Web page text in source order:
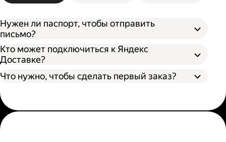
Нужен ли паспорт, чтобы отправить
письмо?
Кто может подключиться к Яндекс
Доставке?
Что нужно, чтобы сделать первый заказ?